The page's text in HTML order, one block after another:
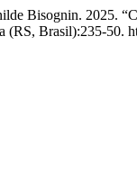
Bisognin.
(RS, Brasil):235-50.